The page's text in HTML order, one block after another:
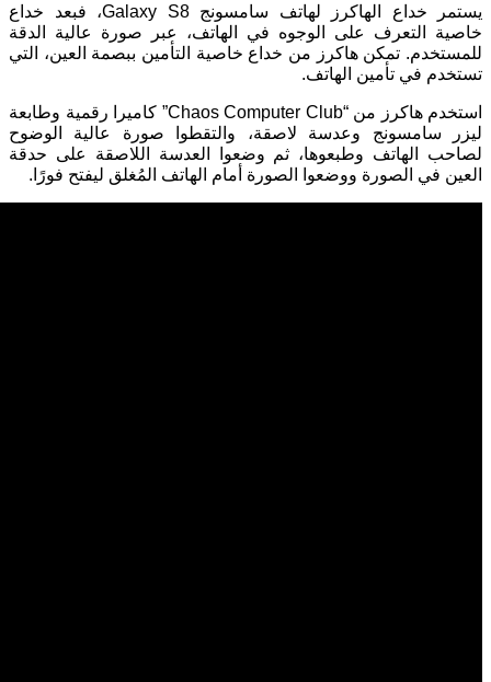
يستمر خداع الهاكرز لهاتف سامسونج Galaxy S8، فبعد خداع
خاصية التعرف على الوجوه في الهاتف، عبر صورة عالية الدقة
للمستخدم. تمكن هاكرز من خداع خاصية التأمين ببصمة العين، التي
تستخدم في تأمين الهاتف.
استخدم هاكرز من “Chaos Computer Club” كاميرا رقمية وطابعة
ليزر سامسونج وعدسة لاصقة، والتقطوا صورة عالية الوضوح
لصاحب الهاتف وطبعوها، ثم وضعوا العدسة اللاصقة على حدقة
العين في الصورة ووضعوا الصورة أمام الهاتف المُغلق ليفتح فورًا.